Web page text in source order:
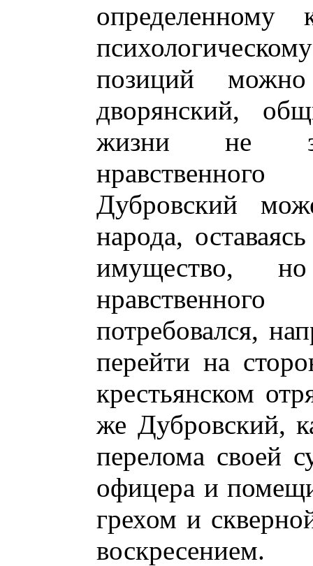
определенному
позиций
дворянский,
жизни не
Дубровский
народа,
имущество,
потребовался,
перейти на
крестьянском
же Дубровский,
перелома своей
офицера и
грехом и